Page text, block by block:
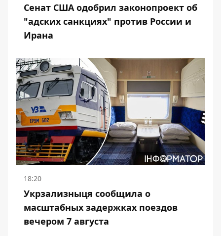
Сенат США одобрил законопроект об
"адских санкциях" против России и
Ирана
18:20
Укрзализныця сообщила о
масштабных задержках поездов
вечером 7 августа